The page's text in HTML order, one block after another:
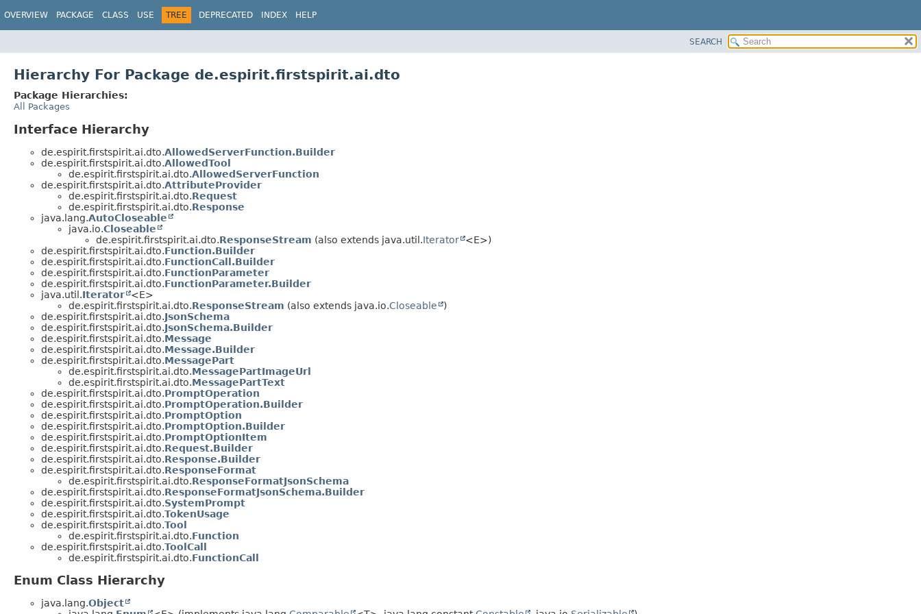
OVERVIEW PACKAGE CLASS USE TREE DEPRECATED INDEX HELP
SEARCH
Hierarchy For Package de.espirit.firstspirit.ai.dto
Package Hierarchies:
All Packages
Interface Hierarchy
de.espirit.firstspirit.ai.dto.AllowedServerFunction.Builder
de.espirit.firstspirit.ai.dto.AllowedTool
de.espirit.firstspirit.ai.dto.AllowedServerFunction
de.espirit.firstspirit.ai.dto.AttributeProvider
de.espirit.firstspirit.ai.dto.Request
de.espirit.firstspirit.ai.dto.Response
java.lang.AutoCloseable
java.io.Closeable
de.espirit.firstspirit.ai.dto.ResponseStream (also extends java.util.Iterator
<E>)
de.espirit.firstspirit.ai.dto.Function.Builder
de.espirit.firstspirit.ai.dto.FunctionCall.Builder
de.espirit.firstspirit.ai.dto.FunctionParameter
de.espirit.firstspirit.ai.dto.FunctionParameter.Builder
java.util.Iterator
<E>
de.espirit.firstspirit.ai.dto.ResponseStream (also extends java.io.Closeable
)
de.espirit.firstspirit.ai.dto.JsonSchema
de.espirit.firstspirit.ai.dto.JsonSchema.Builder
de.espirit.firstspirit.ai.dto.Message
de.espirit.firstspirit.ai.dto.Message.Builder
de.espirit.firstspirit.ai.dto.MessagePart
de.espirit.firstspirit.ai.dto.MessagePartImageUrl
de.espirit.firstspirit.ai.dto.MessagePartText
de.espirit.firstspirit.ai.dto.PromptOperation
de.espirit.firstspirit.ai.dto.PromptOperation.Builder
de.espirit.firstspirit.ai.dto.PromptOption
de.espirit.firstspirit.ai.dto.PromptOption.Builder
de.espirit.firstspirit.ai.dto.PromptOptionItem
de.espirit.firstspirit.ai.dto.Request.Builder
de.espirit.firstspirit.ai.dto.Response.Builder
de.espirit.firstspirit.ai.dto.ResponseFormat
de.espirit.firstspirit.ai.dto.ResponseFormatJsonSchema
de.espirit.firstspirit.ai.dto.ResponseFormatJsonSchema.Builder
de.espirit.firstspirit.ai.dto.SystemPrompt
de.espirit.firstspirit.ai.dto.TokenUsage
de.espirit.firstspirit.ai.dto.Tool
de.espirit.firstspirit.ai.dto.Function
de.espirit.firstspirit.ai.dto.ToolCall
de.espirit.firstspirit.ai.dto.FunctionCall
Enum Class Hierarchy
java.lang.Object